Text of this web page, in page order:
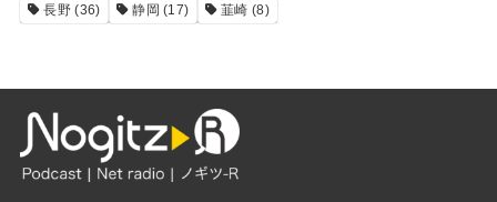
長野 (36) 静岡 (17) 韮崎 (8)